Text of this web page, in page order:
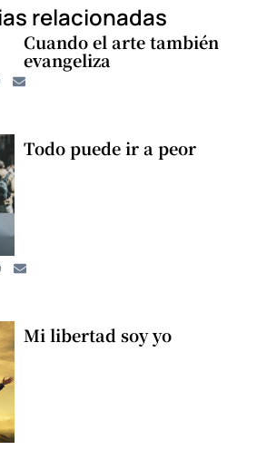
relacionadas
Cuando el arte también
evangeliza
Todo puede ir a peor
Mi libertad soy yo